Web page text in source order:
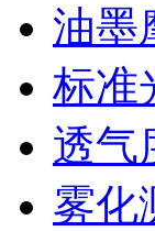
油墨
标准
透气
雾化